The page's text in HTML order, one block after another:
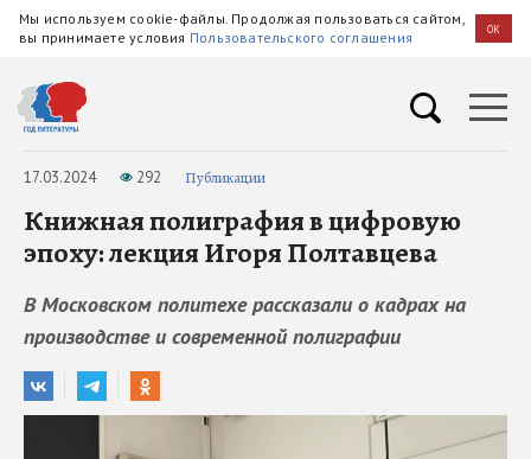
Мы используем cookie-файлы. Продолжая пользоваться сайтом,
вы принимаете условия Пользовательского соглашения OK
17.03.2024 292 Публикации
Книжная полиграфия в цифровую
эпоху: лекция Игоря Полтавцева
В Московском политехе рассказали о кадрах на
производстве и современной полиграфии